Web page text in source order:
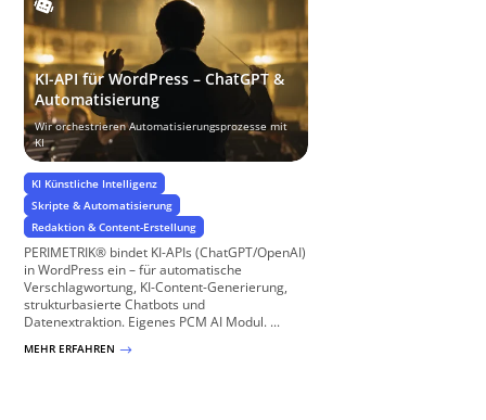
KI-API für WordPress – ChatGPT &
Automatisierung
Wir orchestrieren Automatisierungsprozesse mit
KI
KI Künstliche Intelligenz
Skripte & Automatisierung
Redaktion & Content-Erstellung
PERIMETRIK® bindet KI-APIs (ChatGPT/OpenAI)
in WordPress ein – für automatische
Verschlagwortung, KI-Content-Generierung,
strukturbasierte Chatbots und
Datenextraktion. Eigenes PCM AI Modul. ...
MEHR ERFAHREN $